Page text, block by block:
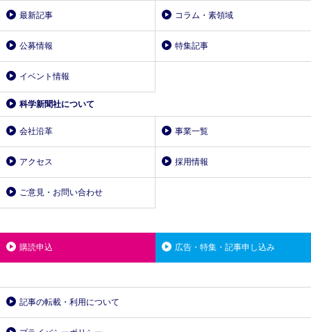
最新記事 コラム・素領域
公募情報 特集記事
イベント情報
科学新聞社について
会社沿革 事業一覧
アクセス 採用情報
ご意見・お問い合わせ
購読申込 広告・特集・記事申し込み
記事の転載・利用について